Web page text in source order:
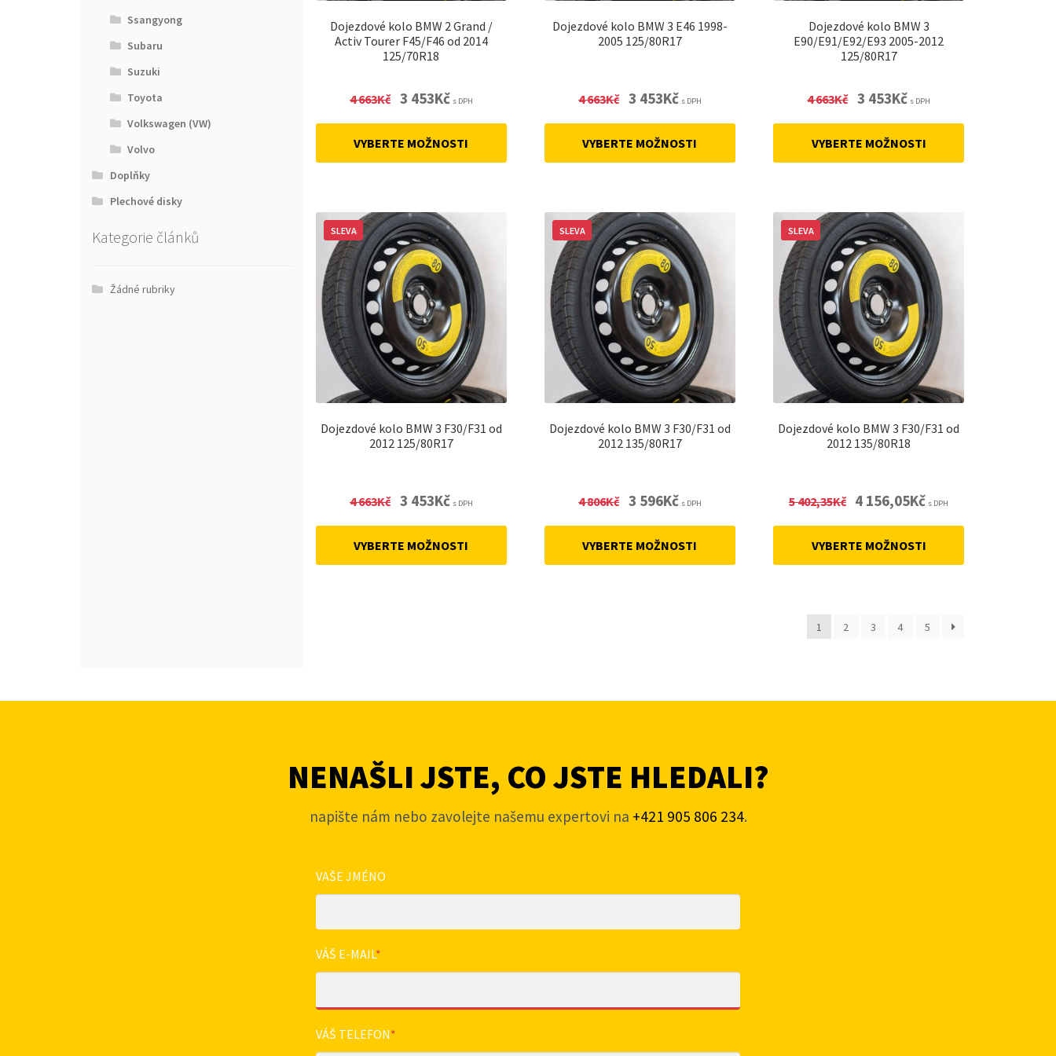
Ssangyong
Subaru
Suzuki
Toyota
Volkswagen (VW)
Volvo
Doplňky
Plechové disky
Kategorie článků
Žádné rubriky
Dojezdové kolo BMW 2 Grand /
Activ Tourer F45/F46 od 2014
125/70R18
4 663Kč
Original
4
663Kč.
3 453KčCurrent
3
453Kč.
s DPH
VYBERTE MOŽNOSTI
Dojezdové kolo BMW 3 E46 1998-
2005 125/80R17
4 663Kč
Original
4
663Kč.
3 453KčCurrent
3
453Kč.
s DPH
VYBERTE MOŽNOSTI
Dojezdové kolo BMW 3
E90/E91/E92/E93 2005-2012
125/80R17
4 663Kč
Original
4
663Kč.
3 453KčCurrent
3
453Kč.
s DPH
VYBERTE MOŽNOSTI
Dojezdové kolo BMW 3 F30/F31 od
2012 125/80R17
SLEVA
4 663Kč
Original
4
663Kč.
3 453KčCurrent
3
453Kč.
s DPH
VYBERTE MOŽNOSTI
Dojezdové kolo BMW 3 F30/F31 od
2012 135/80R17
SLEVA
4 806Kč
Original
4
806Kč.
3 596KčCurrent
3
596Kč.
s DPH
VYBERTE MOŽNOSTI
Dojezdové kolo BMW 3 F30/F31 od
2012 135/80R18
SLEVA
5 402,35Kč
Original
5
402,35Kč.
4 156,05KčCurrent
4
156,05Kč.
s DPH
VYBERTE MOŽNOSTI
1 2 3 4 5
NENAŠLI JSTE, CO JSTE HLEDALI?
napište nám nebo zavolejte našemu expertovi na +421 905 806 234.
VAŠE JMÉNO
VÁŠ E-MAIL*
VÁŠ TELEFON*